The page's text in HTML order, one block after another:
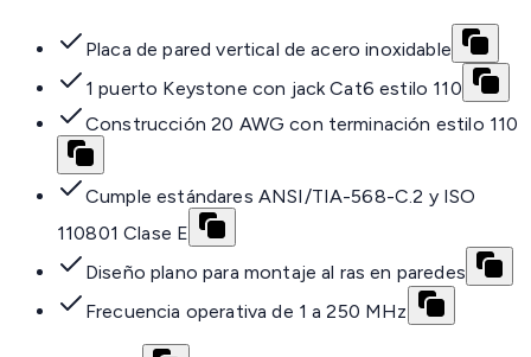
Placa de pared vertical de acero inoxidable
1 puerto Keystone con jack Cat6 estilo 110
Construcción 20 AWG con terminación estilo 110
Cumple estándares ANSI/TIA-568-C.2 y ISO
110801 Clase E
Diseño plano para montaje al ras en paredes
Frecuencia operativa de 1 a 250 MHz